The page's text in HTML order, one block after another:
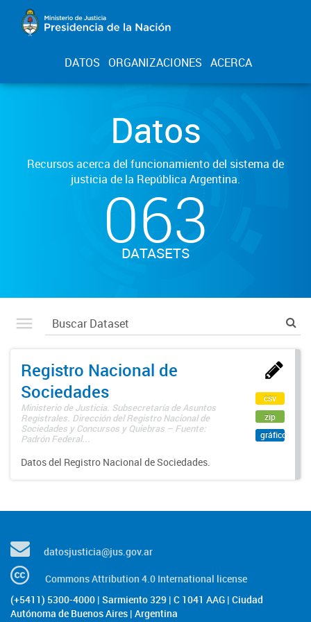
DATOS ORGANIZACIONES ACERCA
Datos
Recursos acerca del funcionamiento del sistema de
justicia de la República Argentina.
063
DATASETS
Registro Nacional de
Sociedades
Ministerio de Justicia. Subsecretaría de Asuntos
Registrales. Dirección del Registro Nacional de
Sociedades y Concursos y Quiebras – Fuente:
Padrón Federal...
Datos del Registro Nacional de Sociedades.
csv
zip
gráfico
datosjusticia@jus.gov.ar
Commons Attribution 4.0 International license
(+5411) 5300-4000 | Sarmiento 329 | C 1041 AAG | Ciudad
Autónoma de Buenos Aires | Argentina